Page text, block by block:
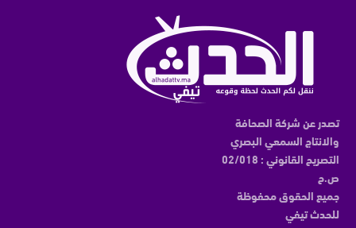
تصدر عن شركة الصحافة
والانتاج السمعي البصري
التصريح القانوني : 02/018
ص.ح
جميع الحقوق محفوظة
للحدث تيفي